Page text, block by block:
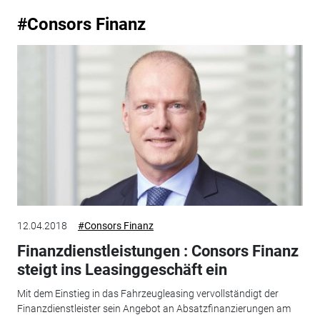
#Consors Finanz
12.04.2018 #Consors Finanz
Finanzdienstleistungen : Consors Finanz
steigt ins Leasinggeschäft ein
Mit dem Einstieg in das Fahrzeugleasing vervollständigt der
Finanzdienstleister sein Angebot an Absatzfinanzierungen am